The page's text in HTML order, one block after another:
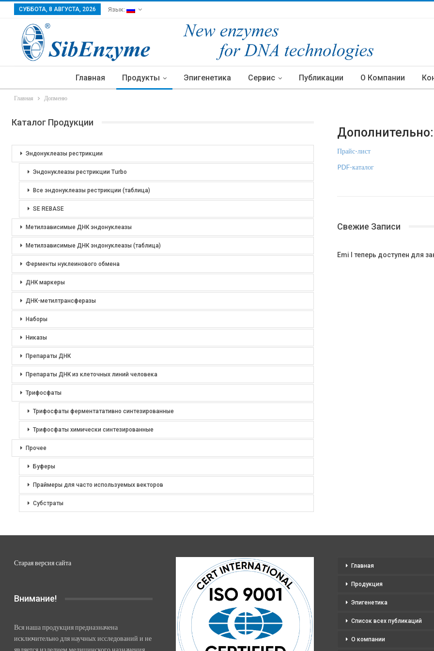
СУББОТА, 8 АВГУСТА, 2026 Язык:
Главная Продукты Эпигенетика Сервис Публикации О Компании
Главная Допменю
Каталог Продукции
Эндонуклеазы рестрикции
Эндонуклеазы рестрикции Turbo
Все эндонуклеазы рестрикции (таблица)
SE REBASE
Метилзависимые ДНК эндонуклеазы
Метилзависимые ДНК эндонуклеазы (таблица)
Ферменты нуклеинового обмена
ДНК маркеры
ДНК-метилтрансферазы
Наборы
Никазы
Препараты ДНК
Препараты ДНК из клеточных линий человека
Трифосфаты
Трифосфаты ферментатативно синтезированные
Трифосфаты химически синтезированные
Прочее
Буферы
Праймеры для часто используемых векторов
Субстраты
Дополнительно:
Прайс-лист
PDF-каталог
Свежие Записи
Emi I теперь доступен для
Старая версия сайта
Внимание!
Вся наша продукция предназначена
исключительно для научных исследований и не
является изделием медицинского назначения
Главная
Продукция
Эпигенетика
Список всех публикаций
О компании